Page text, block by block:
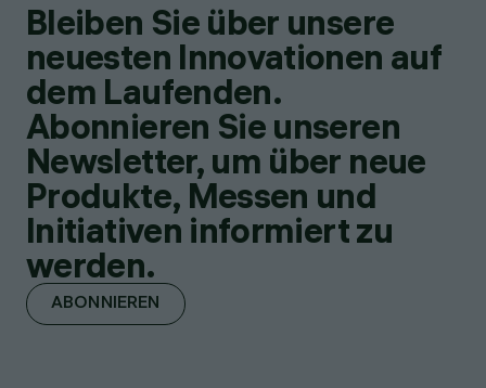
Bleiben Sie über unsere
neuesten Innovationen auf
dem Laufenden.
Abonnieren Sie unseren
Newsletter, um über neue
Produkte, Messen und
Initiativen informiert zu
werden.
ABONNIEREN